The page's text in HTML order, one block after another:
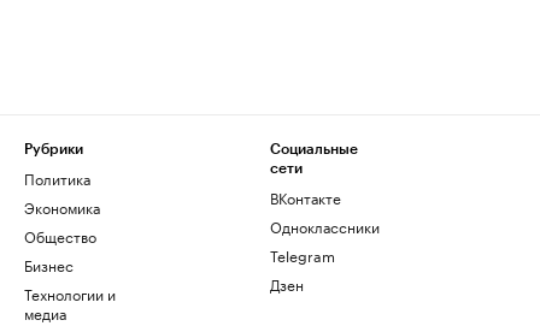
Рубрики
Политика
Экономика
Общество
Бизнес
Технологии и
медиа
Социальные
сети
ВКонтакте
Одноклассники
Telegram
Дзен